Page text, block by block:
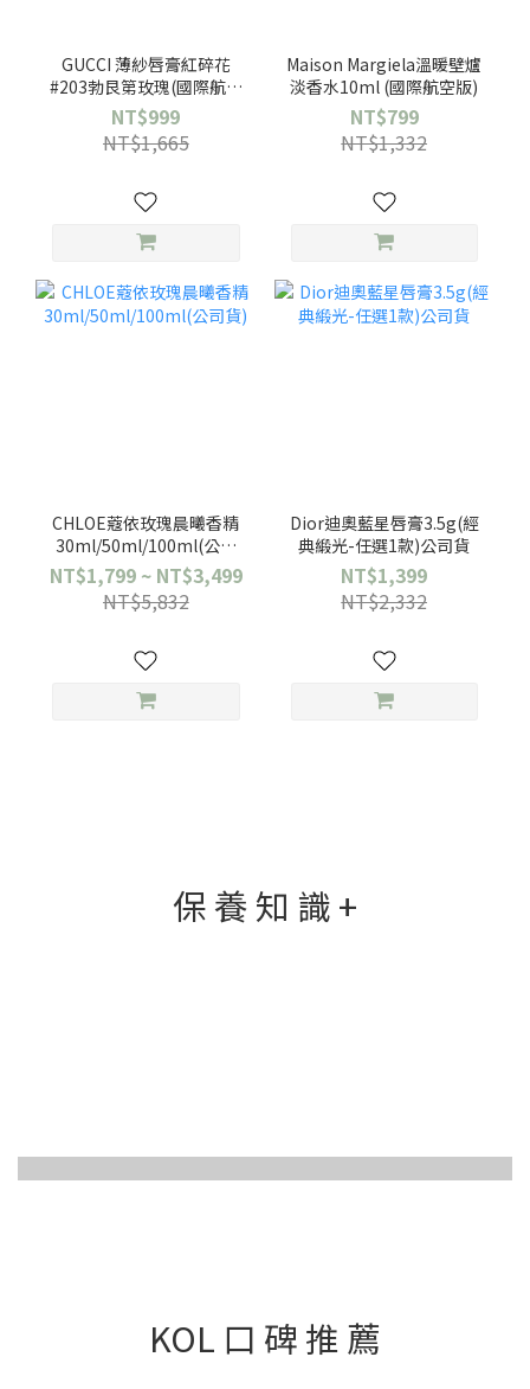
GUCCI 薄紗唇膏紅碎花
#203勃艮第玫瑰(國際航空
版)
NT$999
NT$1,665
Maison Margiela溫暖壁爐
淡香水10ml (國際航空版)
NT$799
NT$1,332
CHLOE蔻依玫瑰晨曦香精
30ml/50ml/100ml(公司
貨)
NT$1,799 ~ NT$3,499
NT$5,832
Dior迪奧藍星唇膏3.5g(經
典緞光-任選1款)公司貨
NT$1,399
NT$2,332
保 養 知 識 +
KOL 口 碑 推 薦